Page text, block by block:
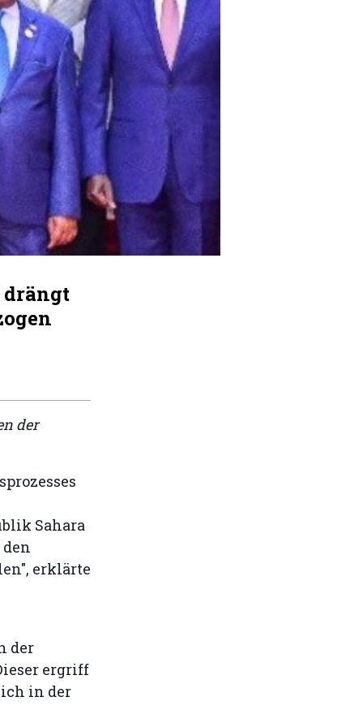
drängt
der
Sahara
erklärte
der
ergriff
in der